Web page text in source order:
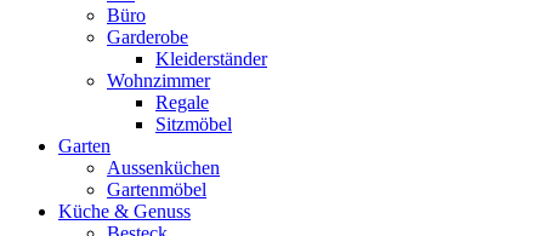
Büro
Garderobe
Kleiderständer
Wohnzimmer
Regale
Sitzmöbel
Garten
Aussenküchen
Gartenmöbel
Küche & Genuss